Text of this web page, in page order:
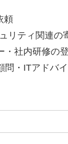
頼
リティ関連の
・社内研修の
問・ITアドバ